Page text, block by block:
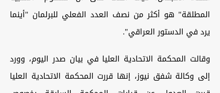
المطلقة" هو أكثر من نصف العدد الفعلي للبرلمان "أينما
يرد في الدستور العراقي".
وقالت المحكمة الاتحادية العليا في بيان صدر اليوم، وورد
إلى وكالة شفق نيوز، إنها قررت المحكمة الاتحادية العليا